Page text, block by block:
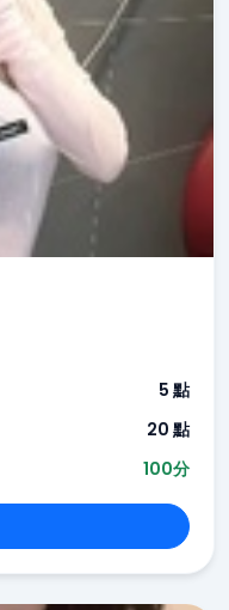
5 點
20 點
100分